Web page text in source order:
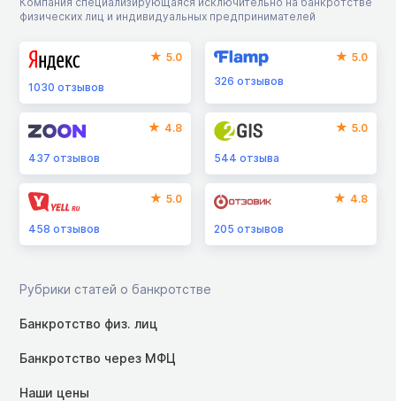
физических лиц и индивидуальных предпринимателей
5.0
1030 отзывов
5.0
326отзывов
4.8
437 отзывов
5.0
544отзыва
5.0
458 отзывов
4.8
205отзывов
Рубрики статей о банкротстве
Банкротство физ. лиц
Банкротство через МФЦ
Наши цены